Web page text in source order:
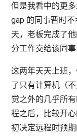
但是我看中的更
gap 的同事暂时
天，老板完成了
分工作交给该同
这两年天天上班
了只有计算机（
觉之外的几乎所
程之后，比较开
初决定远程时预